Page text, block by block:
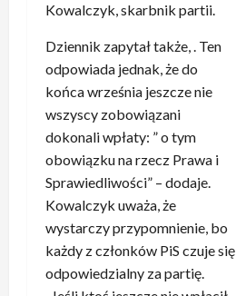
Kowalczyk, skarbnik partii.
Dziennik zapytał także, . Ten
odpowiada jednak, że do
końca września jeszcze nie
wszyscy zobowiązani
dokonali wpłaty: ” o tym
obowiązku na rzecz Prawa i
Sprawiedliwości” – dodaje.
Kowalczyk uważa, że
wystarczy przypomnienie, bo
każdy z członków PiS czuje się
odpowiedzialny za partię.